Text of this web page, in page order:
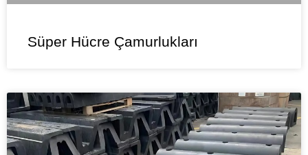
Süper Hücre Çamurlukları